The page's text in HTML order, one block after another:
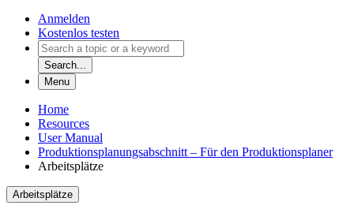
Anmelden
Kostenlos testen
Search...
Menu
Home
Resources
User Manual
Produktionsplanungsabschnitt – Für den Produktionsplaner
Arbeitsplätze
Arbeitsplätze